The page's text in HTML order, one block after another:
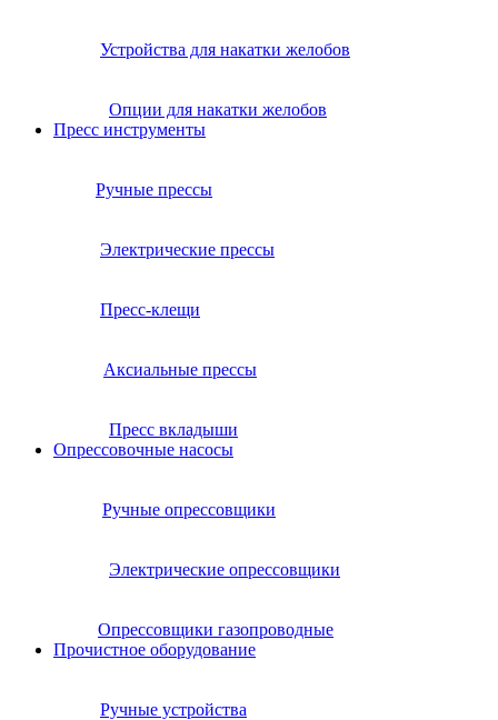
Устройства для накатки желобов
Опции для накатки желобов
Пресс инструменты
Ручные прессы
Электрические прессы
Пресс-клещи
Аксиальные прессы
Пресс вкладыши
Опрессовочные насосы
Ручные опрессовщики
Электрические опрессовщики
Опрессовщики газопроводные
Прочистное оборудование
Ручные устройства